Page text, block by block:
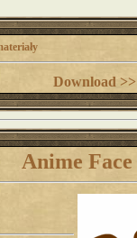
Download >>
Anime